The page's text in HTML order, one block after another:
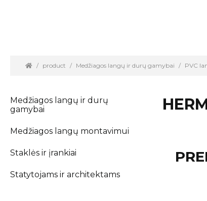
product Medžiagos langų ir durų gamybai PVC
Medžiagos langų ir durų
gamybai
Medžiagos langų montavimui
Staklės ir įrankiai
Statytojams ir architektams